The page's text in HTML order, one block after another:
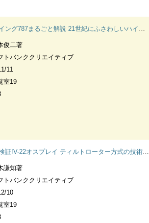
るごと解説 21世紀にふさわしいハイテク中型旅客機“ドリームライナー”の開発から就航まで サイエンス・アイ新書 SIS-227 乗物
俊二著
トバンククリエイティブ
11
室19
オスプレイ ティルトローター方式の技術解説から性能、輸送能力、気になる安全性まで サイエンス・アイ新書 SIS-259 乗物
謙知著
トバンククリエイティブ
10
室19